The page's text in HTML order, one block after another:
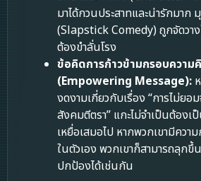
มาได้กวนประสาทและน่ารักมาก
(Slapstick Comedy) ถูกจัดวาง
ต้องขำลั่นโรง
ข้อคิดการก้าวข้ามกรอบความ
(Empowering Message):
งดงามเกี่ยวกับเรื่อง “การไม่ย
สังคมตีตรา” แกะไม่จำเป็นต้อง
เหยื่อเสมอไป หากพวกเขามีควา
ในตัวเอง พวกเขาก็สามารถลุก
ปกป้องได้เช่นกัน